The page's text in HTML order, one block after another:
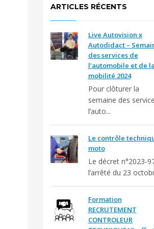
ARTICLES RÉCENTS
Live Autovision x
Autodidact –
des services de
l’automobile et de la
mobilité 2024
Pour clôturer la
semaine des
l’auto...
Le contrôle
moto
Le décret n°2023-
l’arrêté du 23
Formation
RECRUTEMENT
CONTROLEUR